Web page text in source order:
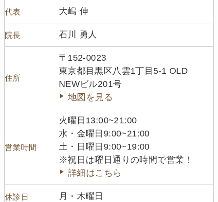
代表 大嶋 伸
院長 石川 勇人
住所
〒152-0023
東京都目黒区八雲1丁目5-1 OLD
NEWビル201号
地図を見る
営業時間
火曜日13:00~21:00
水・金曜日9:00~21:00
土・日曜日9:00~19:00
※祝日は曜日通りの時間で営業！
詳細はこちら
休診日 月・木曜日